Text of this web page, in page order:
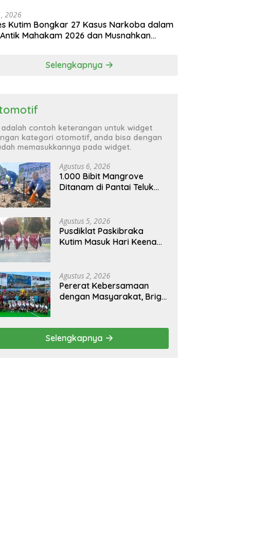
2026
Kutim Bongkar 27 Kasus Narkoba dalam
Mahakam 2026 dan Musnahkan
Selengkapnya
adalah contoh keterangan untuk widget
kategori otomotif, anda bisa dengan
memasukkannya pada widget.
Agustus 6, 2026
1.000 Bibit Mangrove
Ditanam di Pantai Teluk
Agustus 5, 2026
Pusdiklat Paskibraka
Kutim Masuk Hari Keenam,
Agustus 2, 2026
Pererat Kebersamaan
dengan Masyarakat, Brigif
Danbrigif Cup I
Selengkapnya